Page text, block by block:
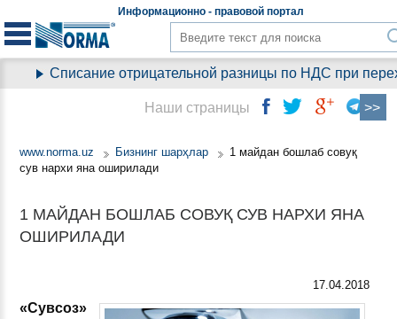
Информационно - правовойпортал
Списание отрицательной разницы по НДС при
www.norma.uz Бизнинг шарҳлар
1 майдан бошлаб совуқ
сув нархи яна оширилади
1 МАЙДАН БОШЛАБ СОВУҚ СУВ НАРХИ ЯНА
ОШИРИЛАДИ
17.04.2018
«Сувсоз»
Наши страницы